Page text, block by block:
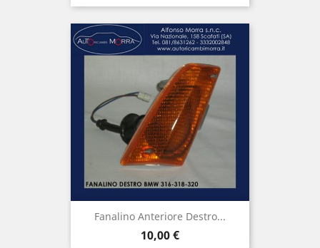
Fanalino Anteriore Destro...
Prix
10,00 €